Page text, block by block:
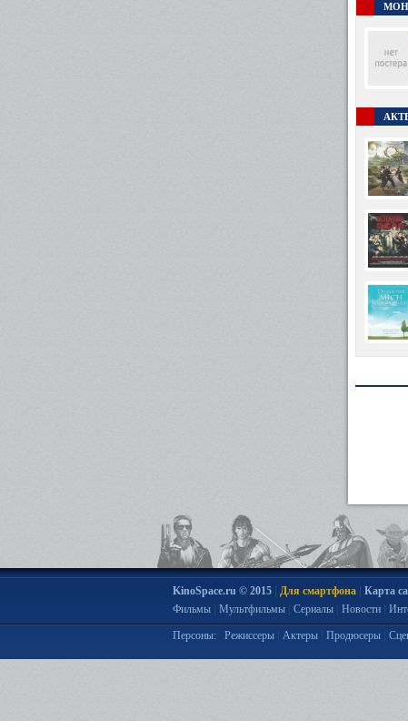
KinoSpace.ru © 2015| Для смартфона| Карта
Фильмы| Мультфильмы| Сериалы| Новости|
Персоны: Режиссеры| Актеры| Продюсеры|